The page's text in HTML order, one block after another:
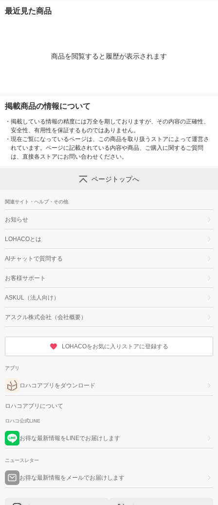
最近見た商品
商品を閲覧すると履歴が表示されます
掲載商品の情報について
・ 掲載している情報の精度には万全を期しておりますが、その内容の正確性、
安全性、有用性を保証するものではありません。
・ 現在ご覧になっているページは、この商品を取り扱うストアによって運営さ
れています。ページに記載されている内容や商品、ご購入に関するご質問
は、直接各ストアにお問い合わせください。
ページトップへ
関連サイト・ヘルプ・その他
お知らせ
LOHACOとは
AIチャットで質問する
お客様サポート
ASKUL（法人向け）
アスクル株式会社（会社概要）
LOHACOをお気に入りストアに登録する
アプリ
ロハコアプリをダウンロード
ロハコアプリについて
ロハコ公式LINE
お得な最新情報をLINEでお届けします
ニュースレター
お得な最新情報をメールでお届けします